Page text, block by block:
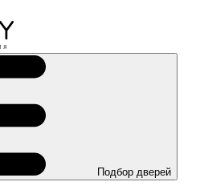
Подбор дверей